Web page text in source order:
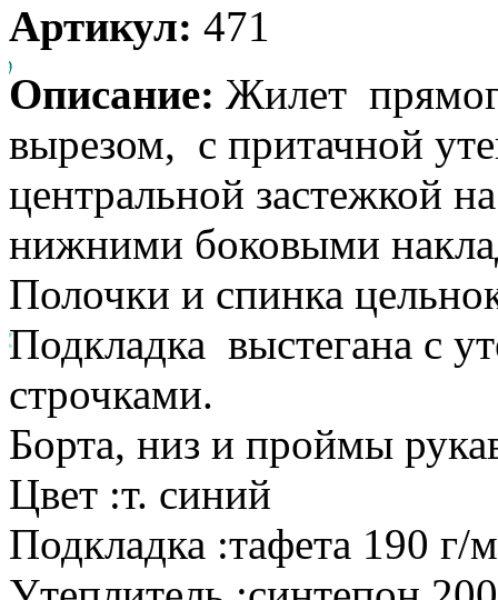
Артикул: 471
Описание: Жилет
вырезом, с притачной
центральной застежкой
нижними боковыми
Полочки и спинка
Подкладка выстегана с
строчками.
Борта, низ и проймы
Цвет :т. синий
Подкладка :тафета 190 г/